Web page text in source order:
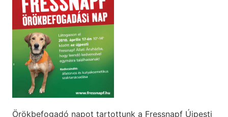
Örökbefogadó napot tartottunk a Fressnapf Újpesti